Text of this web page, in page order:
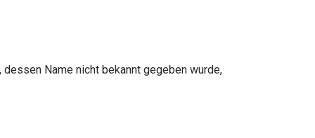
Name nicht bekannt gegeben wurde,